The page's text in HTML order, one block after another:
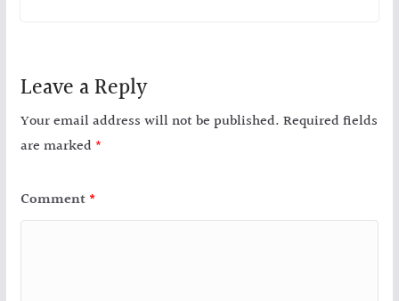
Leave a Reply
Your email address will not be published. Required fields
are marked *
Comment *